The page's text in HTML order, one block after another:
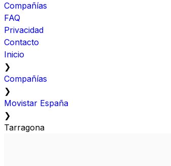
Compañías
FAQ
Privacidad
Contacto
Inicio
❯
Compañías
❯
Movistar España
❯
Tarragona